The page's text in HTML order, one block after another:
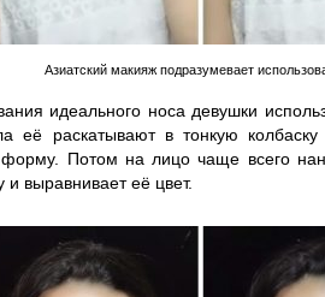
Азиатский макияж подразумевает
идеального носа девушки
её раскатывают в тонкую
Потом на лицо чаще всего
и выравнивает её цвет.